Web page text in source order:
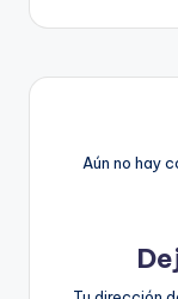
Aún no hay